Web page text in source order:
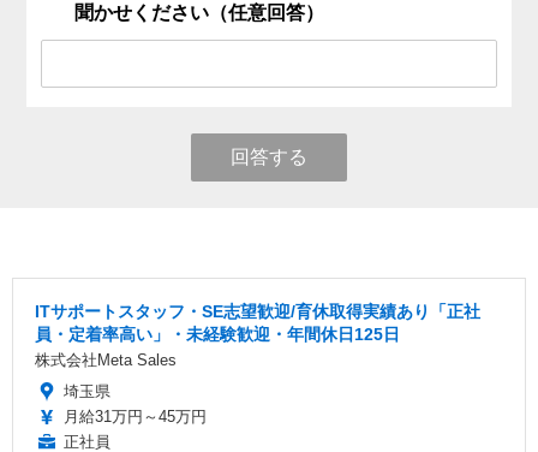
聞かせください（任意回答）
回答する
ITサポートスタッフ・SE志望歓迎/育休取得実績あり「正社
員・定着率高い」・未経験歓迎・年間休日125日
株式会社Meta Sales
埼玉県
月給31万円～45万円
正社員